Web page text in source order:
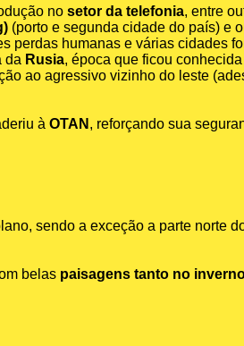
no setor da telefonia, entre
(porto e segunda cidade do país) e
perdas humanas e várias cidades
da Rusia, época que ficou
ao agressivo vizinho do leste
à OTAN , reforçando sua
sendo a exceção a parte norte
belas paisagens tanto no